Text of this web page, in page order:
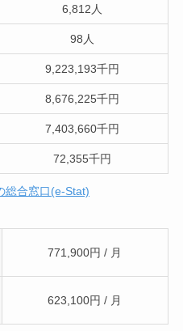
6,812人
98人
9,223,193千円
8,676,225千円
7,403,660千円
72,355千円
総合窓口(e-Stat)
771,900円 / 月
623,100円 / 月